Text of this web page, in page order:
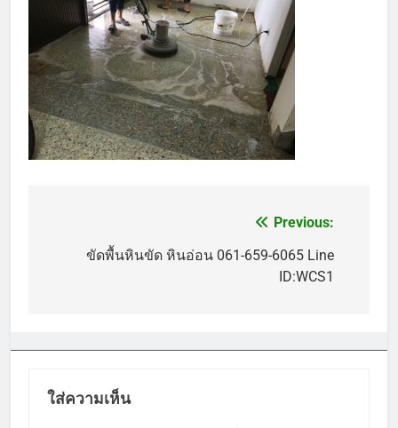
เรื่อง
Previous:
ขัดพื้นหินขัด หินอ่อน 061-659-6065 Line
ID:WCS1
ใส่ความเห็น